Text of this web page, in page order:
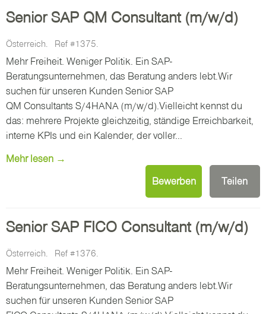
Senior SAP QM Consultant (m/w/d)
Österreich. Ref #1375.
Mehr Freiheit. Weniger Politik. Ein SAP-
Beratungsunternehmen, das Beratung anders lebt.Wir
suchen für unseren Kunden Senior SAP
QM Consultants S/4HANA (m/w/d).Vielleicht kennst du
das: mehrere Projekte gleichzeitig, ständige Erreichbarkeit,
interne KPIs und ein Kalender, der voller...
Mehr lesen →
Bewerben Teilen
Senior SAP FICO Consultant (m/w/d)
Österreich. Ref #1376.
Mehr Freiheit. Weniger Politik. Ein SAP-
Beratungsunternehmen, das Beratung anders lebt.Wir
suchen für unseren Kunden Senior SAP